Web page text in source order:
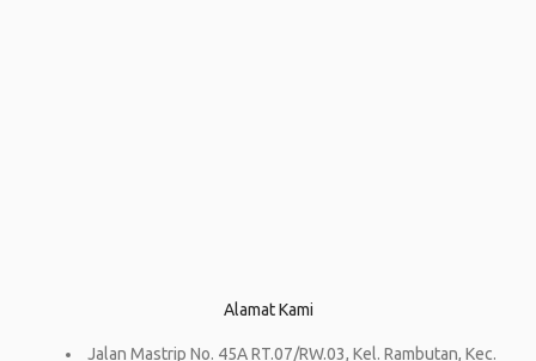
Alamat Kami
Jalan Mastrip No. 45A RT.07/RW.03, Kel. Rambutan, Kec.